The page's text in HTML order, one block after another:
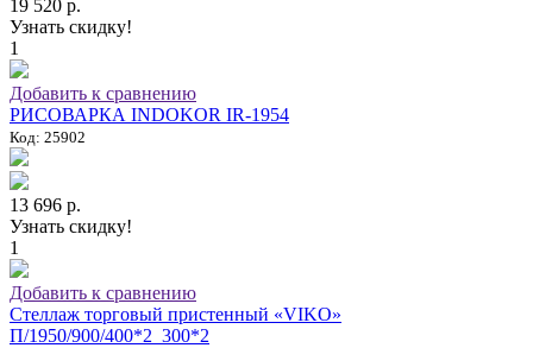
19 520 р.
Узнать скидку!
1
Добавить к сравнению
РИСОВАРКА INDOKOR IR-1954
Код: 25902
13 696 р.
Узнать скидку!
1
Добавить к сравнению
Стеллаж торговый пристенный «VIKO»
П/1950/900/400*2_300*2